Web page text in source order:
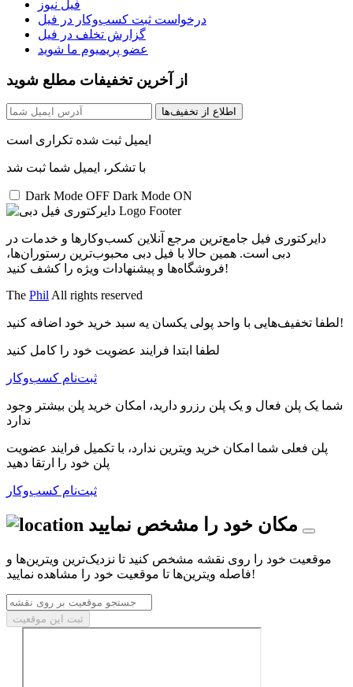
فیل نیوز
درخواست ثبت کسب‌و‌کار در فیل
گزارش تخلف در فیل
عضو پریمیوم ما شوید
از آخرین تخفیفات مطلع شوید
اطلاع از تخفیف‌ها
ایمیل ثبت شده تکراری است
با تشکر، ایمیل شما ثبت شد
Dark Mode OFF Dark Mode ON
دایرکتوری فیل جامع‌ترین مرجع آنلاین کسب‌وکارها و خدمات در
دبی است. همین حالا با فیل دبی محبوب‌ترین رستوران‌ها،
فروشگاه‌ها و پیشنهادات ویژه را کشف کنید!
The PhilAll rights reserved
لطفا تخفیف‌هایی با واحد پولی یکسان یه سبد خرید خود اضافه کنید!
لطفا ابتدا فرایند عضویت خود را کامل کنید
ثبت‌نام کسب‌و‌کار
شما یک پلن فعال و یک پلن رزرو دارید، امکان خرید پلن بیشتر وجود
ندارد
پلن فعلی شما امکان خرید ویترین ندارد، با تکمیل فرایند عضویت
پلن خود را ارتقا دهید
ثبت‌نام کسب‌و‌کار
مکان خود را مشخص نمایید
موقعیت خود را روی نقشه مشخص کنید تا نزدیک‌ترین ویترین‌ها و
فاصله ویترین‌ها تا موقعیت خود را مشاهده نمایید!
ثبت این موقعیت